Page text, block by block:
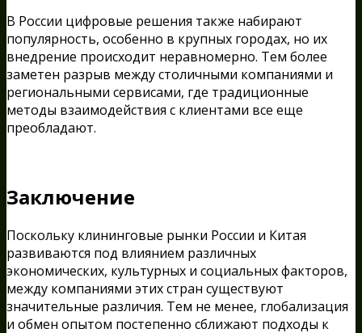
В России цифровые решения также набирают
популярность, особенно в крупных городах, но их
внедрение происходит неравномерно. Тем более
заметен разрыв между столичными компаниями и
региональными сервисами, где традиционные
методы взаимодействия с клиентами все еще
преобладают.
Заключение
Поскольку клининговые рынки России и Китая
развиваются под влиянием различных
экономических, культурных и социальных факторов,
между компаниями этих стран существуют
значительные различия. Тем не менее, глобализация
и обмен опытом постепенно сближают подходы к